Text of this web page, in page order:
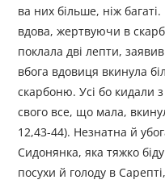
ва них більше, ніж
вдова, жертвуючи в
поклала дві лепти,
вбога вдовиця вкинула
скарбоню. Усі бо кидали
свого все, що мала,
12,43-44). Незнатна й
Сидонянка, яка тяжко
посухи й голоду в